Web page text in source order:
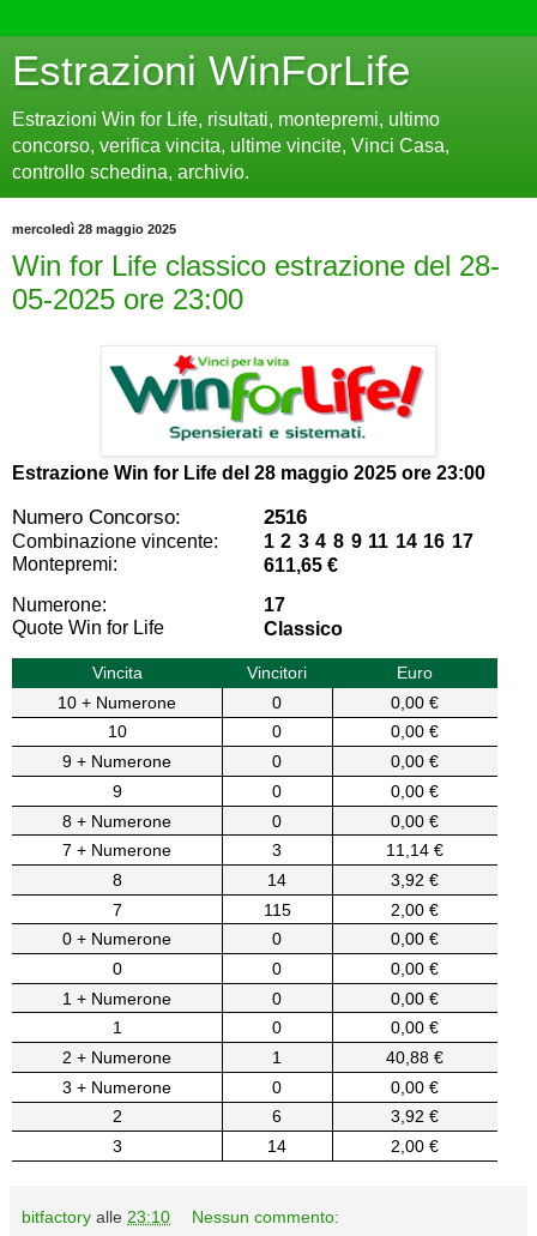
Estrazioni WinForLife
Estrazioni Win for Life, risultati, montepremi, ultimo
concorso, verifica vincita, ultime vincite, Vinci Casa,
controllo schedina, archivio.
mercoledì 28 maggio 2025
Win for Life classico estrazione del 28-
05-2025 ore 23:00
Estrazione Win for Life del 28 maggio 2025 ore 23:00
Numero Concorso: 2516
Combinazione vincente:
1 2 3 4 8 9 11 14 16 17
Montepremi:
611,65 €
Numerone:
17
Quote Win for Life
Classico
Vincita Vincitori
Euro
10 + Numerone
0
0,00 €
10
0
0,00 €
9 + Numerone
0
0,00 €
9
0
0,00 €
8 + Numerone
0
0,00 €
7 + Numerone
3
11,14 €
8
14
3,92 €
7
115
2,00 €
0 + Numerone
0
0,00 €
0
0
0,00 €
1 + Numerone
0
0,00 €
1
0
0,00 €
2 + Numerone
1
40,88 €
3 + Numerone
0
0,00 €
2
6
3,92 €
3
14 2,00 €
bitfactory alle 23:10 Nessun commento: